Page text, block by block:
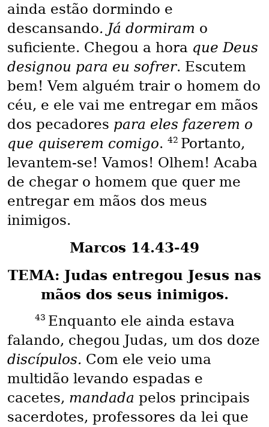
ainda estão dormindo e
descansando. Já dormiram o
suficiente. Chegou a hora que Deus
designou para eu sofrer. Escutem
bem! Vem alguém trair o homem do
céu, e ele vai me entregar em mãos
dos pecadores para eles fazerem o
que quiserem comigo. 42 Portanto,
levantem-se! Vamos! Olhem! Acaba
de chegar o homem que quer me
entregar em mãos dos meus
inimigos.
Marcos 14.43-49
TEMA: Judas entregou Jesus nas
mãos dos seus inimigos.
43 Enquanto ele ainda estava
falando, chegou Judas, um dos doze
discípulos. Com ele veio uma
multidão levando espadas e
cacetes, mandada pelos principais
sacerdotes, professores da lei que